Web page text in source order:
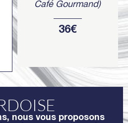
Café Gourmand)
36€
nous vous proposons